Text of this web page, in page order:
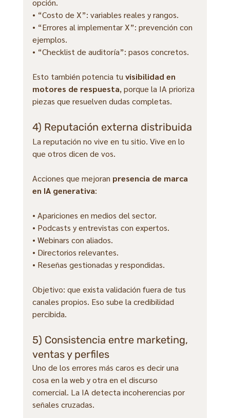
• “Costo de X”: variables reales y rangos.
• “Errores al implementar X”: prevención con
ejemplos.
• “Checklist de auditoría”: pasos concretos.
Esto también potencia tu visibilidad en
motores de respuesta, porque la IA prioriza
piezas que resuelven dudas completas.
4) Reputación externa distribuida
La reputación no vive en tu sitio. Vive en lo
que otros dicen de vos.
Acciones que mejoran presencia de marca
en IA generativa:
• Apariciones en medios del sector.
• Podcasts y entrevistas con expertos.
• Webinars con aliados.
• Directorios relevantes.
• Reseñas gestionadas y respondidas.
Objetivo: que exista validación fuera de tus
canales propios. Eso sube la credibilidad
percibida.
5) Consistencia entre marketing,
ventas y perfiles
Uno de los errores más caros es decir una
cosa en la web y otra en el discurso
comercial. La IA detecta incoherencias por
señales cruzadas.